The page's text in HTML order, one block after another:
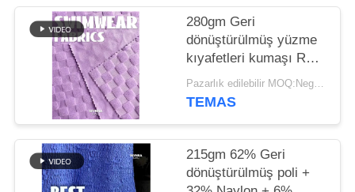
280gm Geri
dönüştürülmüş yüzme
kıyafetleri kumaşı RT-
4158
Pazarlık edilebilir MOQ:Negotiable
TEMAS
215gm 62% Geri
dönüştürülmüş poli +